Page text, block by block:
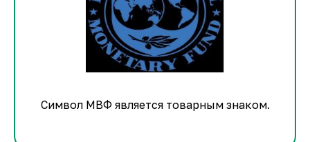
Символ МВФ является товарным знаком.